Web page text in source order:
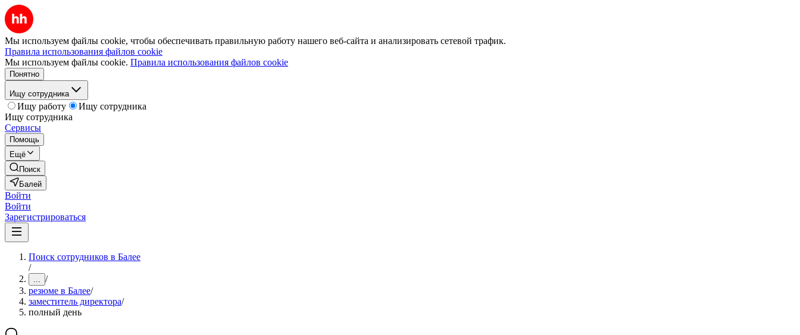
Мы используем файлы cookie, чтобы обеспечивать правильную работу нашего веб-сайта и анализировать сетевой трафик.
Правила использования файлов cookie
Мы используем файлы cookie. Правила использования файлов cookie
Понятно
Ищу сотрудника
Ищу работу
Ищу сотрудника
Ищу сотрудника
Сервисы
Помощь
Ещё
Поиск
Балей
Войти
Войти
Зарегистрироваться
Поиск сотрудников в Балее
/
... /
резюме в Балее/
заместитель директора/
полный день